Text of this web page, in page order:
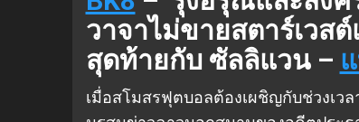
วาจาไม่ขายสตาร์เวส
สุดท้ายกับ ซัลลิแวน –
เมื่อสโมสรฟุตบอลต้องเผชิญกับช่วงเว